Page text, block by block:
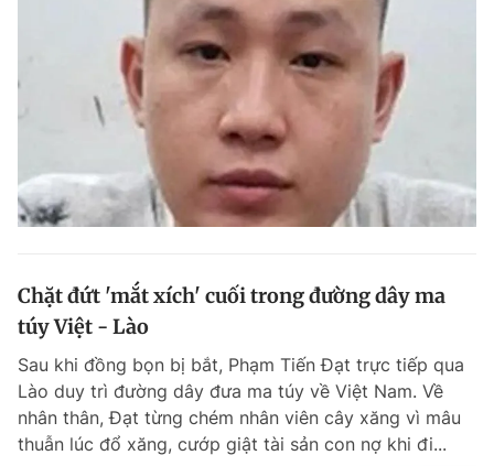
Tin thị trường Tin 360
Video Magazine
Sản phẩm khác
Tiện ích Bạn cần biết
Thông tin tòa soạn Liên hệ quảng cáo
Đọc Thanh Niên trên điện thoại
Chặt đứt 'mắt xích' cuối trong đường dây ma
túy Việt - Lào
Sau khi đồng bọn bị bắt, Phạm Tiến Đạt trực tiếp qua
Lào duy trì đường dây đưa ma túy về Việt Nam. Về
nhân thân, Đạt từng chém nhân viên cây xăng vì mâu
thuẫn lúc đổ xăng, cướp giật tài sản con nợ khi đi...